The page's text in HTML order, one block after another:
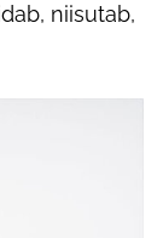
niisutab,